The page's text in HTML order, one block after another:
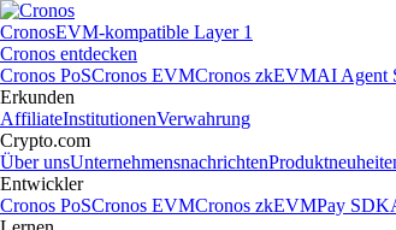
CronosEVM-kompatible Layer 1
Cronos entdecken
Cronos PoSCronos EVMCronos zkEVMAI Agent
Erkunden
AffiliateInstitutionenVerwahrung
Crypto.com
Über unsUnternehmensnachrichten
Entwickler
Cronos PoSCronos EVMCronos zkEVMPay SDK